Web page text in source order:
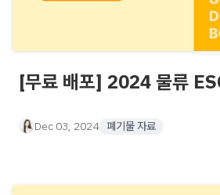
[무료 배포] 2024 물류
Dec 03, 2024 폐기물 자료